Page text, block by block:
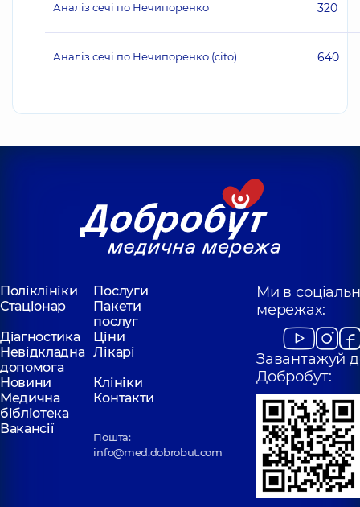
Аналіз сечі по Нечипоренко 320
Аналіз сечі по Нечипоренко (cito) 640
Поліклініки
Послуги
Стаціонар
Пакети
послуг
Діагностика
Ціни
Невідкладна
допомога
Лікарі
Новини
Клініки
Медична
бібліотека
Контакти
Вакансії
Пошта:
info@med.dobrobut.com
Ми в
мережах:
Завантажуй
Добробут: